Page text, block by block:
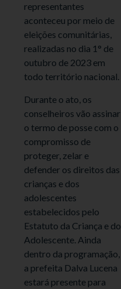
representantes
aconteceu por meio de
eleições comunitárias,
realizadas no dia 1° de
outubro de 2023 em
todo território nacional.
Durante o ato, os
conselheiros vão assinar
o termo de posse com o
compromisso de
proteger, zelar e
defender os direitos das
crianças e dos
adolescentes
estabelecidos pelo
Estatuto da Criança e do
Adolescente. Ainda
dentro da programação,
a prefeita Dalva Lucena
estará presente para